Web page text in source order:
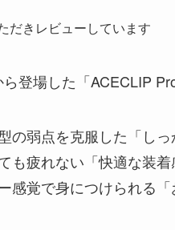
だきレビューしています
登場した「ACECLIP
の弱点を克服した「しっ
も疲れない「快適な装着
感覚で身につけられる